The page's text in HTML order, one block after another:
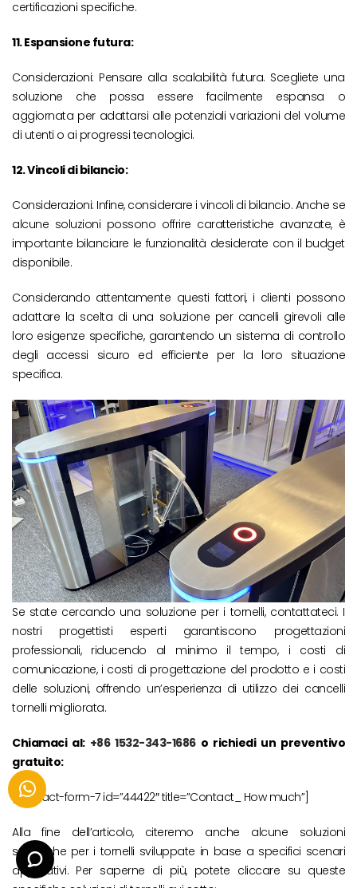
certificazioni specifiche.
11. Espansione futura:
Considerazioni: Pensare alla scalabilità futura. Scegliete una
soluzione che possa essere facilmente espansa o
aggiornata per adattarsi alle potenziali variazioni del volume
di utenti o ai progressi tecnologici.
12. Vincoli di bilancio:
Considerazioni: Infine, considerare i vincoli di bilancio. Anche se
alcune soluzioni possono offrire caratteristiche avanzate, è
importante bilanciare le funzionalità desiderate con il budget
disponibile.
Considerando attentamente questi fattori, i clienti possono
adattare la scelta di una soluzione per cancelli girevoli alle
loro esigenze specifiche, garantendo un sistema di controllo
degli accessi sicuro ed efficiente per la loro situazione
specifica.
Se state cercando una soluzione per i tornelli, contattateci. I
nostri progettisti esperti garantiscono progettazioni
professionali, riducendo al minimo il tempo, i costi di
comunicazione, i costi di progettazione del prodotto e i costi
delle soluzioni, offrendo un’esperienza di utilizzo dei cancelli
tornelli migliorata.
Chiamaci al: +86 1532-343-1686o richiedi un preventivo
gratuito:
[contact-form-7 id=”44422″ title=”Contact_ How much”]
Alla fine dell’articolo, citeremo anche alcune soluzioni
specifiche per i tornelli sviluppate in base a specifici scenari
applicativi. Per saperne di più, potete cliccare su queste